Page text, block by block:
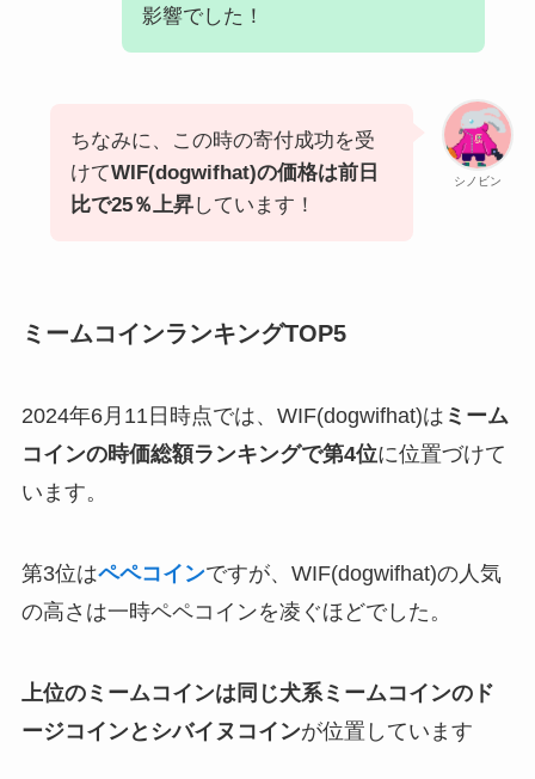
影響でした！
シノビン
ちなみに、この時の寄付成功を受
けてWIF(dogwifhat)の価格は前日
比で25％上昇しています！
ミームコインランキングTOP5
2024年6月11日時点では、WIF(dogwifhat)は ミーム
コインの時価総額ランキングで第4位に位置づけて
います。
第3位はペペコインですが、WIF(dogwifhat)の人気
の高さは一時ペペコインを凌ぐほどでした。
上位のミームコインは同じ犬系ミームコインのド
ージコインとシバイヌコインが位置しています